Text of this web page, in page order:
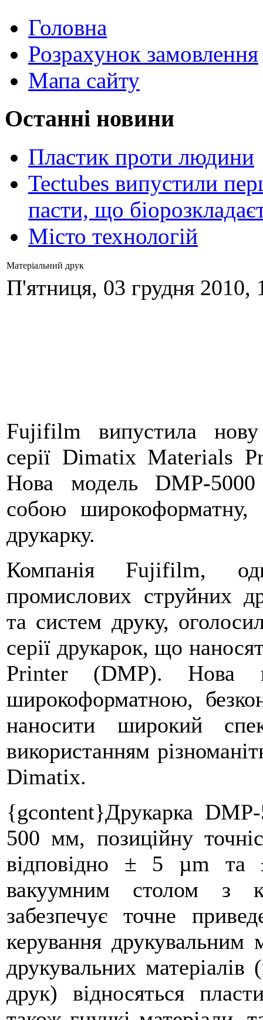
Головна
Розрахунок замовлення
Мапа сайту
Останні новини
Пластик проти людини
Tectubes випустили
пасти, що
Місто технологій
Матеріальний друк
П'ятниця, 03 грудня 2010,
Fujifilm випустила
серії Dimatix Materials
Нова модель DMP-5000
собою широкоформатну,
друкарку.
Компанія Fujifilm,
промислових струйних
та систем друку,
серії друкарок, що
Printer (DMP). Нова
широкоформатною,
наносити широкий
використанням
Dimatix.
{gcontent}Друкарка
500 мм, позиційну
відповідно ± 5 µm та
вакуумним столом з
забезпечує точне
керування друкувальним
друкувальних матеріалів
друк) відносяться